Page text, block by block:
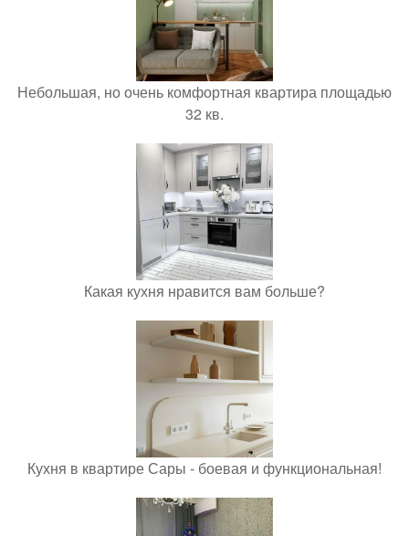
Небольшая, но очень комфортная квартира площадью
32 кв.
Какая кухня нравится вам больше?
Кухня в квартире Сары - боевая и функциональная!